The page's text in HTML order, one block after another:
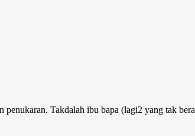
Takdalah ibu bapa (lagi2 yang tak